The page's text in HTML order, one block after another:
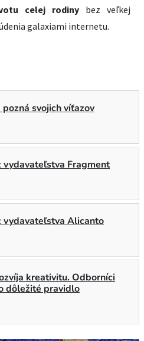
celej rodiny bez veľkej
galaxiami internetu.
svojich víťazov
vydavateľstva Fragment
vydavateľstva Alicanto
kreativitu. Odborníci
dôležité pravidlo